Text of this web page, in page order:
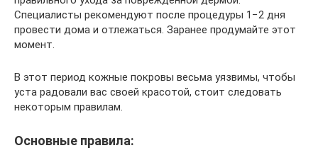
Специалисты рекомендуют после процедуры 1−2 дня
провести дома и отлежаться. Заранее продумайте этот
момент.
В этот период кожные покровы весьма уязвимы, чтобы
уста радовали вас своей красотой, стоит следовать
некоторым правилам.
Основные правила: